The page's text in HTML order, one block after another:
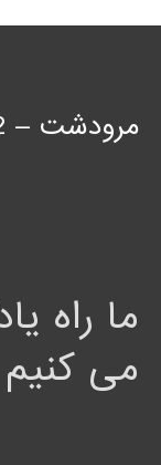
مرودشت – 22 بهمن شمالی
ما راه
می کنیم